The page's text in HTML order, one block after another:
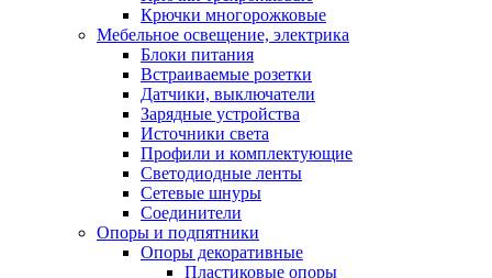
Крючки многорожковые
Мебельное освещение, электрика
Блоки питания
Встраиваемые розетки
Датчики, выключатели
Зарядные устройства
Источники света
Профили и комплектующие
Светодиодные ленты
Сетевые шнуры
Соединители
Опоры и подпятники
Опоры декоративные
Пластиковые опоры